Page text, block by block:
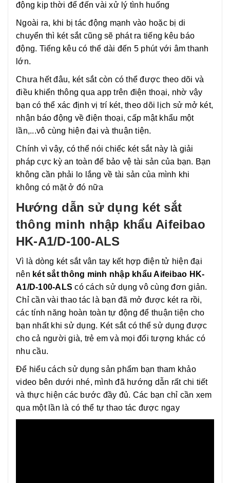
động kịp thời để đến vài xử lý tình huống
Ngoài ra, khi bị tác động mạnh vào hoặc bị di
chuyển thì két sắt cũng sẽ phát ra tiếng kêu báo
động. Tiếng kêu có thể dài đến 5 phút với âm thanh
lớn.
Chưa hết đâu, két sắt còn có thể được theo dõi và
điều khiển thông qua app trên điện thoại, nhờ vậy
bạn có thể xác định vị trí két, theo dõi lịch sử mở két,
nhận báo động về điện thoại, cấp mật khẩu một
lần,...vô cùng hiện đại và thuận tiện.
Chính vì vậy, có thể nói chiếc két sắt này là giải
pháp cực kỳ an toàn để bảo vệ tài sản của bạn. Bạn
không cần phải lo lắng về tài sản của mình khi
không có mặt ở đó nữa
Hướng dẫn sử dụng két sắt
thông minh nhập khẩu Aifeibao
HK-A1/D-100-ALS
Vì là dòng két sắt vân tay kết hợp điện tử hiện đại
nên két sắt thông minh nhập khẩu Aifeibao HK-
A1/D-100-ALS có cách sử dụng vô cùng đơn giản.
Chỉ cần vài thao tác là bạn đã mở được két ra rồi,
các tính năng hoàn toàn tự động để thuận tiện cho
bạn nhất khi sử dụng. Két sắt có thể sử dụng được
cho cả người già, trẻ em và mọi đối tượng khác có
nhu cầu.
Để hiểu cách sử dụng sản phẩm bạn tham khảo
video bên dưới nhé, mình đã hướng dẫn rất chi tiết
và thực hiện các bước đầy đủ. Các bạn chỉ cần xem
qua một lần là có thể tự thao tác được ngay